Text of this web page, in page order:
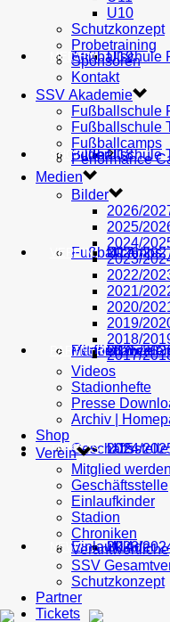
AH U19
U18
U17
U16
U15
U14
Fußballschule
Fußballschule
Fußballcamps
Performance
MEDIEN
Bilder
2026/
2025/
2024/
2023/
SHOP
VEREIN
Mitglied
Geschäftsstelle
Einlaufkinder
PARTNER
TICKETS
NEWS
U10
Schutzkonzept
Probetraining
Sponsoren
Kontakt
SSV Akademie
Fußballschule
Fußballschule
Fußballcamps
Performance
Medien
Bilder
2026/
2025/
2024/
2023/
2022/
2021/
2020/
2019/
2018/
2017/
Videos
Stadionhefte
Presse
Archiv |
Shop
Verein
Mitglied werden
Geschäftsstelle
Einlaufkinder
Stadion
Chroniken
Verantwortliche
SSV
Schutzkonzept
Partner
Tickets